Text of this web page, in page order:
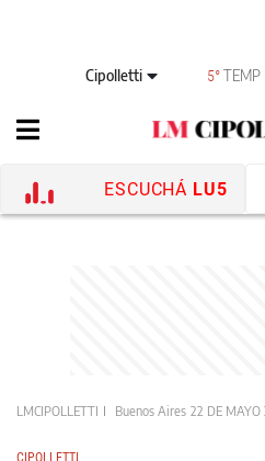
Cipolletti 5°TEMP
ESCUCHÁ LU5
LMCIPOLLETTI Buenos Aires 22 DE
CIPOLLETTI